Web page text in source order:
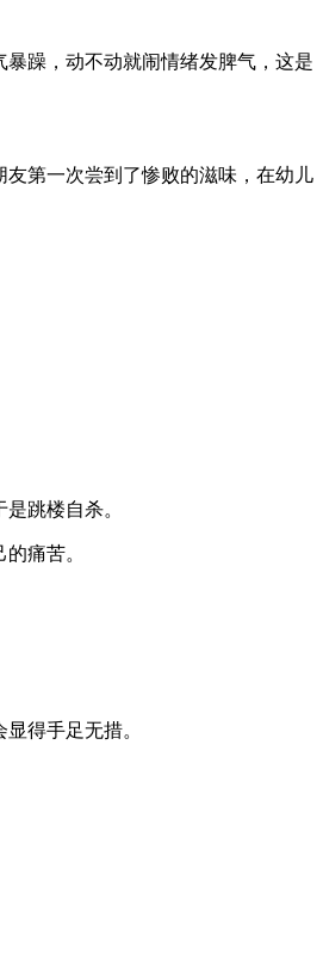
躁，动不动就闹情绪发脾气，这是
第一次尝到了惨败的滋味，在幼儿
跳楼自杀。
痛苦。
得手足无措。